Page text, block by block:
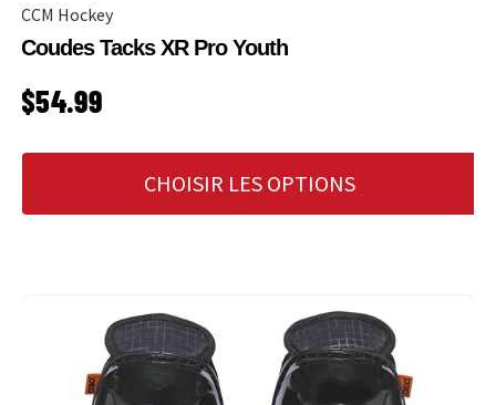
CCM Hockey
Coudes Tacks XR Pro Youth
PRIX HABITUEL
$54.99
CHOISIR LES OPTIONS